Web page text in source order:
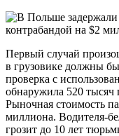
Первый случай
в грузовике должны
проверка с
обнаружила 520 тысяч
Рыночная стоимость
миллиона. Водителя-
грозит до 10 лет